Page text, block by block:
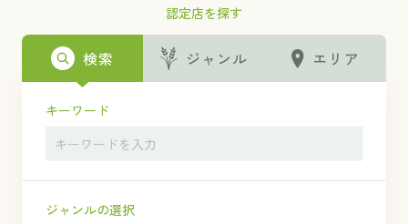
認定店を探す
検索 ジャンル エリア
キーワード
ジャンルの選択